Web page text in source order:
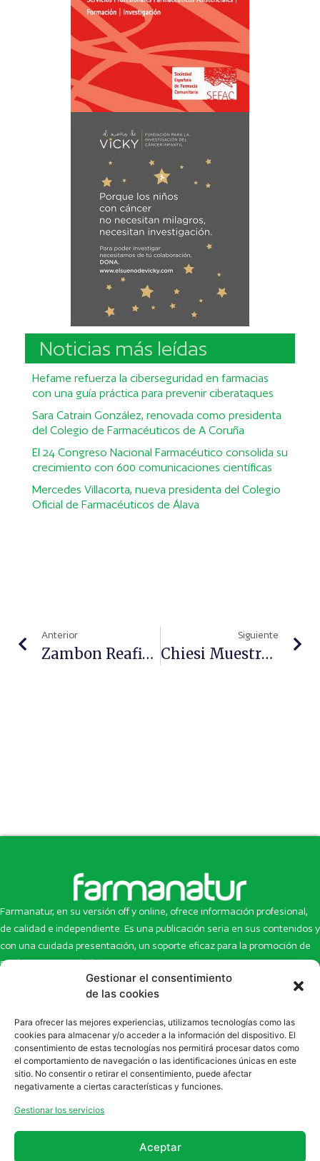
Gestionar el consentimiento
de las cookies
Para ofrecer las mejores experiencias, utilizamos tecnologías como las
cookies para almacenar y/o acceder a la información del dispositivo. El
consentimiento de estas tecnologías nos permitirá procesar datos como
el comportamiento de navegación o las identificaciones únicas en este
sitio. No consentir o retirar el consentimiento, puede afectar
negativamente a ciertas características y funciones.
Gestionar los servicios
Aceptar
Noticias más leídas
Hefame refuerza la ciberseguridad en farmacias
con una guía práctica para prevenir ciberataques
Sara Catrain González, renovada como presidenta
del Colegio de Farmacéuticos de A Coruña
El 24 Congreso Nacional Farmacéutico consolida su
crecimiento con 600 comunicaciones científicas
Mercedes Villacorta, nueva presidenta del Colegio
Oficial de Farmacéuticos de Álava
Anterior
Zambon Reafirma Su Compromiso Con La Cultura Y La Educación Artística
Siguiente
Chiesi Muestra La Realidad De Los Pacientes Con EPOC Y Asma Dándoles Voz En La Campaña #Historiasquenosunen
Farmanatur, en su versión off y online, ofrece información profesional,
de calidad e independiente. Es una publicación seria en sus contenidos y
con una cuidada presentación, un soporte eficaz para la promoción de
productos y novedades.
Inicio
Newsletter
Eco Multimedia
Contacto
Artículos
Escaparate
Enlaces de interés
SUSCRÍBETE A NUESTRO NEWSLETTER
la sección deNewsletter